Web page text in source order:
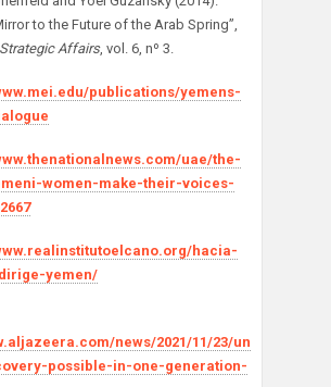
to the Future of the Arab Spring”,
Affairs, vol. 6, nº 3.
publications/yemens-
uae/the-
women-make-their-voices-
hacia-
yemen/
news/2021/11/23/un-
possible-in-one-generation-